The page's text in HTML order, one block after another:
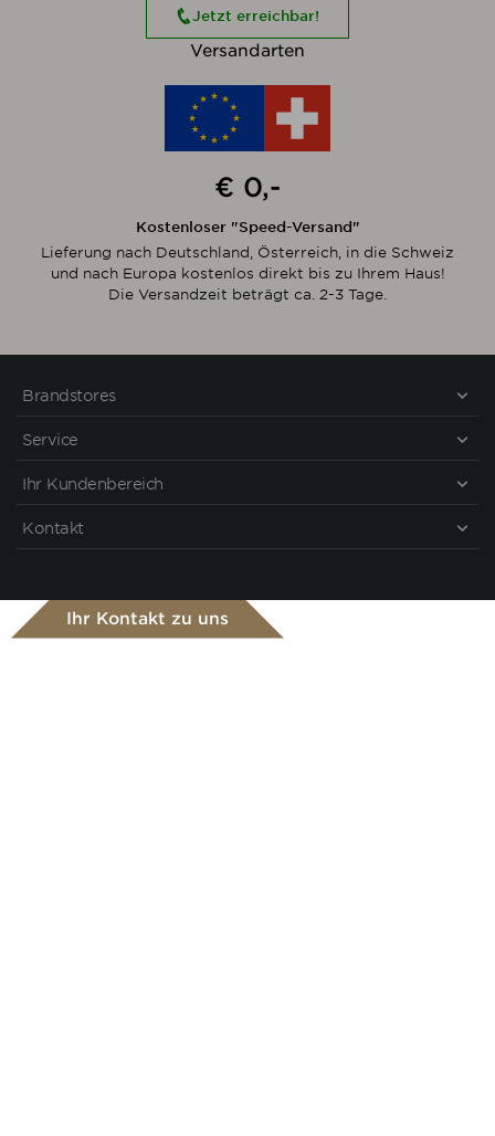
Jetzt erreichbar!
Versandarten
€ 0,-
Kostenloser "Speed-Versand"
Lieferung nach Deutschland, Österreich, in die Schweiz
und nach Europa kostenlos direkt bis zu Ihrem Haus!
Die Versandzeit beträgt ca. 2-3 Tage.
Brandstores
Service
Ihr Kundenbereich
Kontakt
Ihr Kontakt zu uns